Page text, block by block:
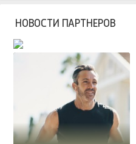
НОВОСТИ ПАРТНЕРОВ